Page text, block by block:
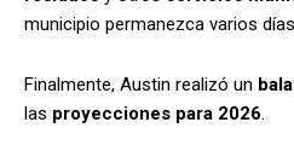
municipio permanezca varios
Finalmente, Austin realizó un
las proyecciones para 2026.